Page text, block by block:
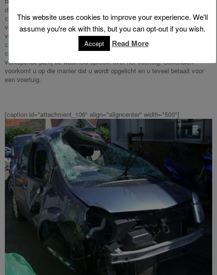
die de FGOV Mobilit niet voor u kan achterhalen, omdat de
chassisnummer check niets te maken heeft het met kenteken van het
voertuig. Vind dus het chassisnummer van het voertuig in kwestie (op het
voertuig zelf of op het kentekenbewijs van het voertuig) en doe een
chassisnummer check door het chassisnummer in België online te
controleren
. Dit is een verstandige manier om te achterhalen of de
verkopende partij de waarheid spreekt over het voertuig. Bovendien
voorkomt u op die manier dat u wordt opgelicht en u teveel betaalt voor
een voertuig.
[caption id="attachment_106" align="aligncenter" width="500"]
This website uses cookies to improve your experience. We'll
assume you're ok with this, but you can opt-out if you wish.
Accept Read More